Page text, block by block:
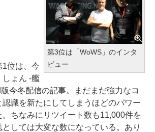
第3位は「WoWS」のインタ
ビュー
位は、今
しょん -艦
今冬配信の記事。まだまだ強力なコ
認識を新たにしてしまうほどのパワー
。ちなみにリツイート数も11,000件を
しては大変な数になっている。あり